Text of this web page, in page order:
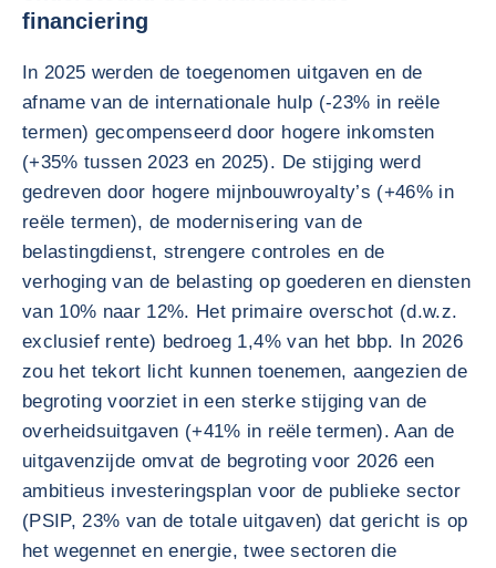
financiering
In 2025 werden de toegenomen uitgaven en de
afname van de internationale hulp (-23% in reële
termen) gecompenseerd door hogere inkomsten
(+35% tussen 2023 en 2025). De stijging werd
gedreven door hogere mijnbouwroyalty’s (+46% in
reële termen), de modernisering van de
belastingdienst, strengere controles en de
verhoging van de belasting op goederen en diensten
van 10% naar 12%. Het primaire overschot (d.w.z.
exclusief rente) bedroeg 1,4% van het bbp. In 2026
zou het tekort licht kunnen toenemen, aangezien de
begroting voorziet in een sterke stijging van de
overheidsuitgaven (+41% in reële termen). Aan de
uitgavenzijde omvat de begroting voor 2026 een
ambitieus investeringsplan voor de publieke sector
(PSIP, 23% van de totale uitgaven) dat gericht is op
het wegennet en energie, twee sectoren die